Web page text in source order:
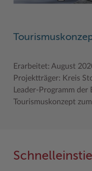
Erarbeitet: August
Projektträger: Kreis
Leader-Programm der
Tourismuskonzept zum